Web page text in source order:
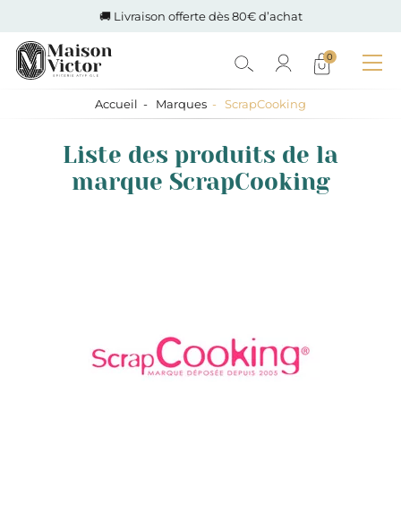
🚚 Livraison offerte dès 80€ d’achat
0
Accueil Marques ScrapCooking
Liste des produits de la
marque ScrapCooking